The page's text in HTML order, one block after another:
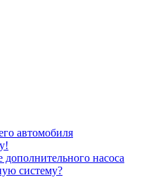
автомобиля
насоса
систему?